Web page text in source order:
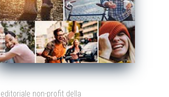
editoriale non-profit della